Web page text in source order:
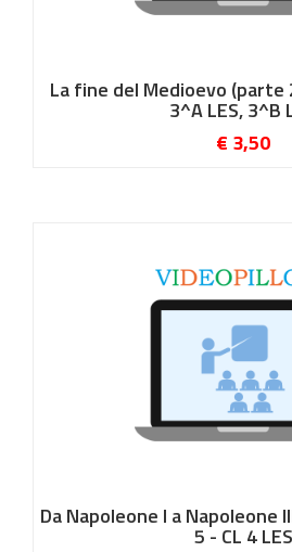
La fine del Medioevo (parte
3^A LES, 3^B
€ 3,50
Da Napoleone I a Napoleone
5 - CL 4 LES